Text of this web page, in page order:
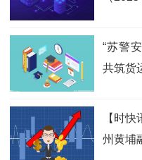
“苏警
共筑货
【时
州黄埔